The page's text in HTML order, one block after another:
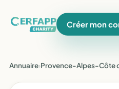
Créer mon
Annuaire›Provence-Alpes-Côte